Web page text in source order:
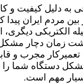
به دلیل کیفیت و
مردم ایران پیدا
الکتریکی دیگری،
زمان دچار
مجرب و
مشکل دستگاه شما
مهم است.